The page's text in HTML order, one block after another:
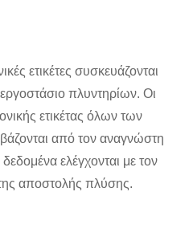
ετικέτες συσκευάζονται
πλυντηρίων. Οι
ετικέτας όλων των
από τον αναγνώστη
ελέγχονται με τον
αποστολής πλύσης.